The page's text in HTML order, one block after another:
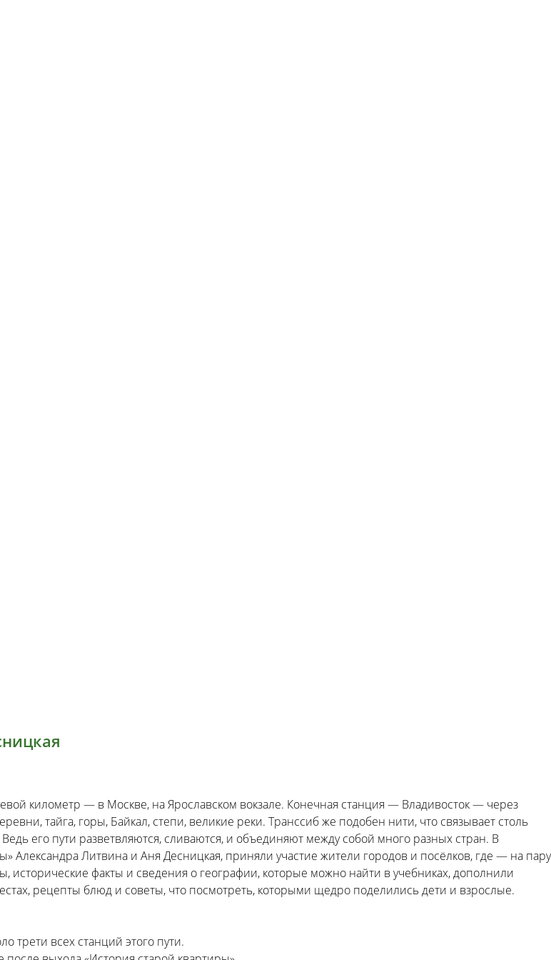
километр — в Москве, на Ярославском вокзале. Конечная станция — Владивосток — через
тайга, горы, Байкал, степи, великие реки. Транссиб же подобен нити, что связывает столь
его пути разветвляются, сливаются, и объединяют между собой много разных стран. В
Александра Литвина и Аня Десницкая, приняли участие жители городов и посёлков, где — на пару
факты и сведения о географии, которые можно найти в учебниках, дополнили
рецепты блюд и советы, что посмотреть, которыми щедро поделились дети и взрослые.
трети всех станций этого пути.